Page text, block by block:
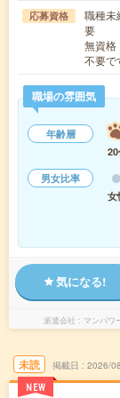
応募資格
職種未
要
無資
不要
職場の雰囲気
年齢層
男女比率
女
気になる!
派遣会社 マンパワ
未読
NEW
掲載日 2026/